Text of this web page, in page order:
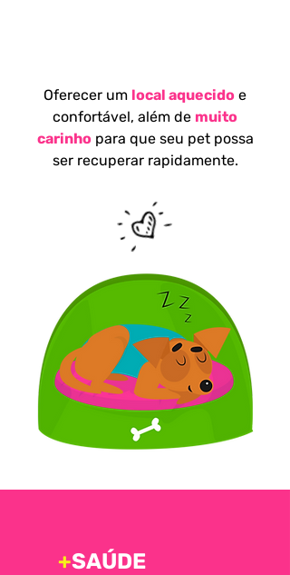
Oferecer um local aquecido e
confortável, além de muito
carinhopara que seu pet possa
ser recuperar rapidamente.
+SAÚDE